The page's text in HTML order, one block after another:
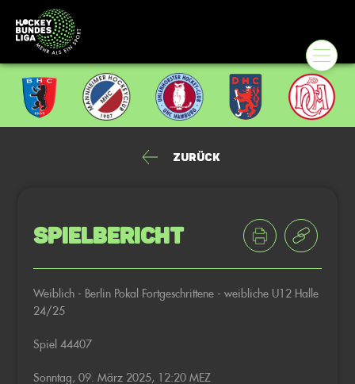
Zurück
Spielbericht
Weiblich - Berlin Pokal Fortgeschrittene - weibliche U12 Halle
24/25
Spiel 44407
Sonntag, 09. März 2025, 12:20 MEZ